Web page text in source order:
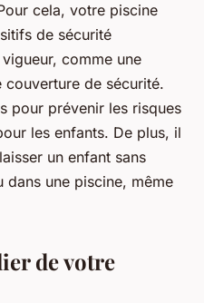
cela, votre piscine
de sécurité
comme une
couverture de sécurité.
pour prévenir les risques
les enfants. De plus, il
un enfant sans
une piscine, même
de votre